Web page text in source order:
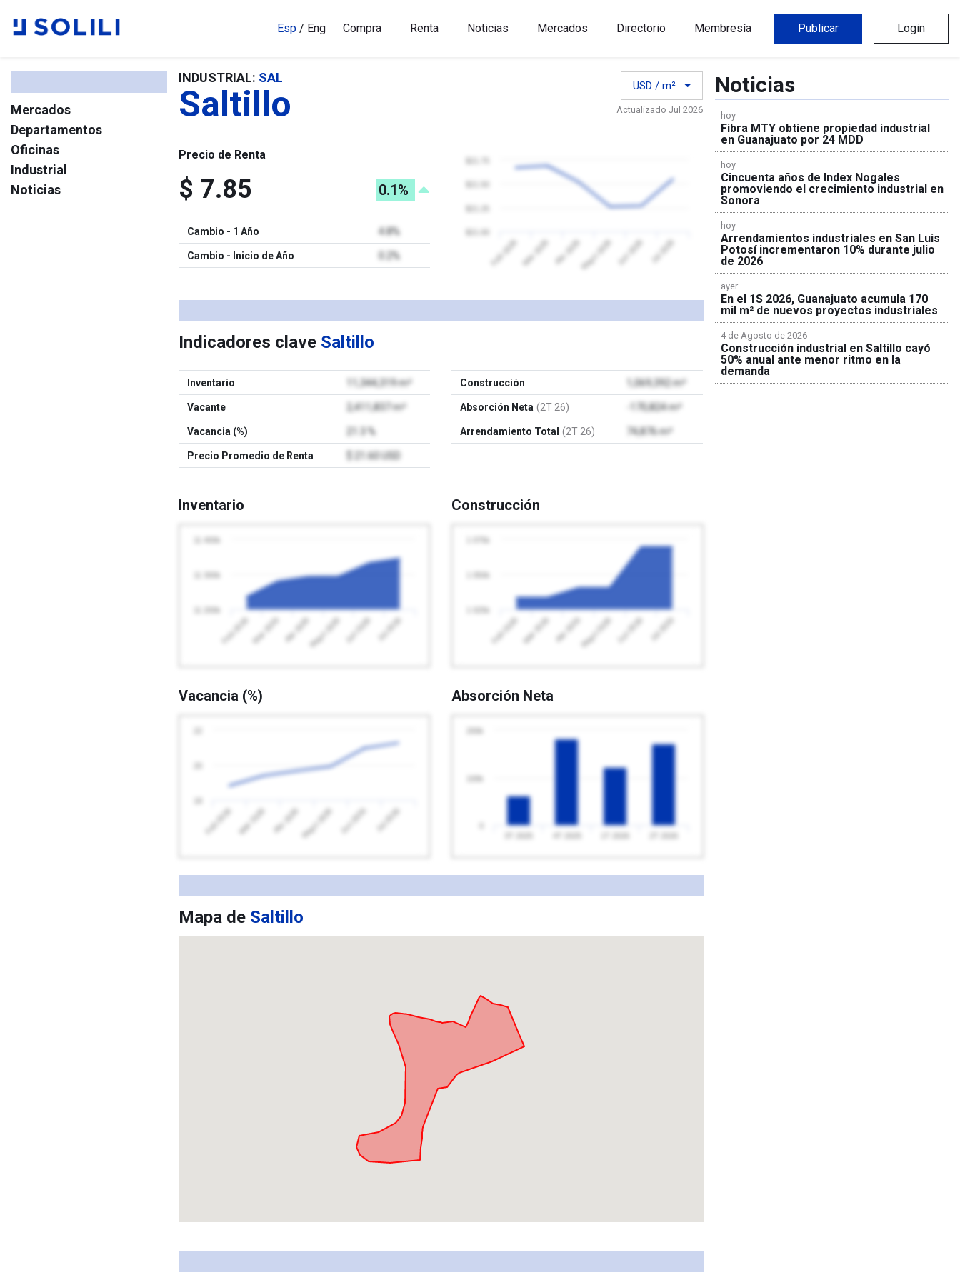
Esp / Eng Compra Renta Noticias Mercados Directorio Membresía Publicar Login
Mercados
Departamentos
Oficinas
Industrial
Noticias
INDUSTRIAL: SAL
Saltillo USD / m²
Actualizado Jul 2026
Precio de Renta
$ 7.85 0.1%
Cambio - 1 Año 4.8%
Cambio - Inicio de Año 0.2% Feb 2026 Mar 2026 Abr 2026Mayo 2026 Jun 2026 Jul 2026
Indicadores clave Saltillo
Inventario 11,344,319 m²
Vacante 2,411,837 m²
Vacancia (%) 21.3 %
Precio Promedio de Renta $ 21.60 USD
Construcción 1,069,392 m²
Absorción Neta (2T 26) -170,824 m²
Arrendamiento Total (2T 26) 74,876 m²
Inventario
Feb 2026 Mar 2026 Abr 2026Mayo 2026 Jun 2026 Jul 2026
Construcción
Feb 2026 Mar 2026 Abr 2026Mayo 2026 Jun 2026 Jul 2026
Vacancia (%)
Feb 2026 Mar 2026 Abr 2026 Mayo 2026 Jun 2026 Jul 2026
Absorción Neta
Mapa de Saltillo
Noticias
hoy
Fibra MTY obtiene propiedad industrial
en Guanajuato por 24 MDD
hoy
Cincuenta años de Index Nogales
promoviendo el crecimiento industrial en
Sonora
hoy
Arrendamientos industriales en San Luis
Potosí incrementaron 10% durante julio
de 2026
ayer
En el 1S 2026, Guanajuato acumula 170
mil m² de nuevos proyectos industriales
4 de Agosto de 2026
Construcción industrial en Saltillo cayó
50% anual ante menor ritmo en la
demanda